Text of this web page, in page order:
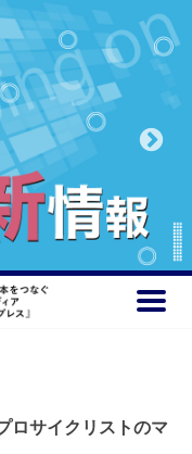
ロサイクリストのマ